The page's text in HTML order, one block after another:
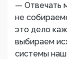
— Отвечать
не
это дело
выбираем
системы